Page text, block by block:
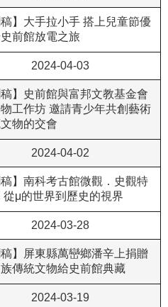
稿】大手拉小手 搭上兒童節優
前館放電之旅
2024-04-03
稿】史前館與富邦文教基金會
工作坊 邀請青少年共創藝術
物的交會
2024-04-02
稿】南科考古館微觀．史觀特
從μ的世界到歷史的視界
2024-03-28
稿】屏東縣萬巒鄉潘辛上捐贈
傳統文物給史前館典藏
2024-03-19